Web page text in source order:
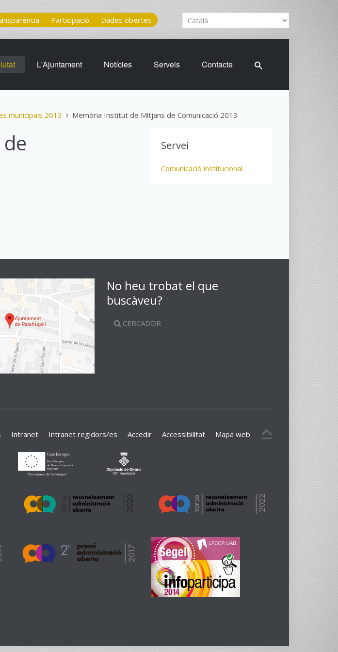
Participació Dades obertes
L'Ajuntament Notícies Serveis Contacte
municipals 2013 Memòria Institut de Mitjans de Comunicació 2013
Servei
Comunicació institucional
No heu trobat el que
buscàveu?
CERCADOR
Intranet Intranet regidors/es Accedir Accessibilitat Mapa web